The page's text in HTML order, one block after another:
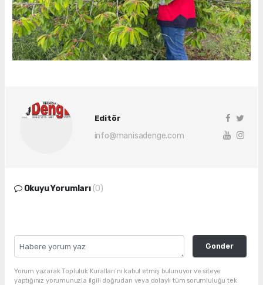
Editör
info@manisadenge.com
Okuyu Yorumları (0)
Gonder
Yorum yazarak Topluluk Kuralları’nı kabul etmiş bulunuyor ve siteye
yaptığınız yorumunuzla ilgili doğrudan veya dolaylı tüm sorumluluğu tek